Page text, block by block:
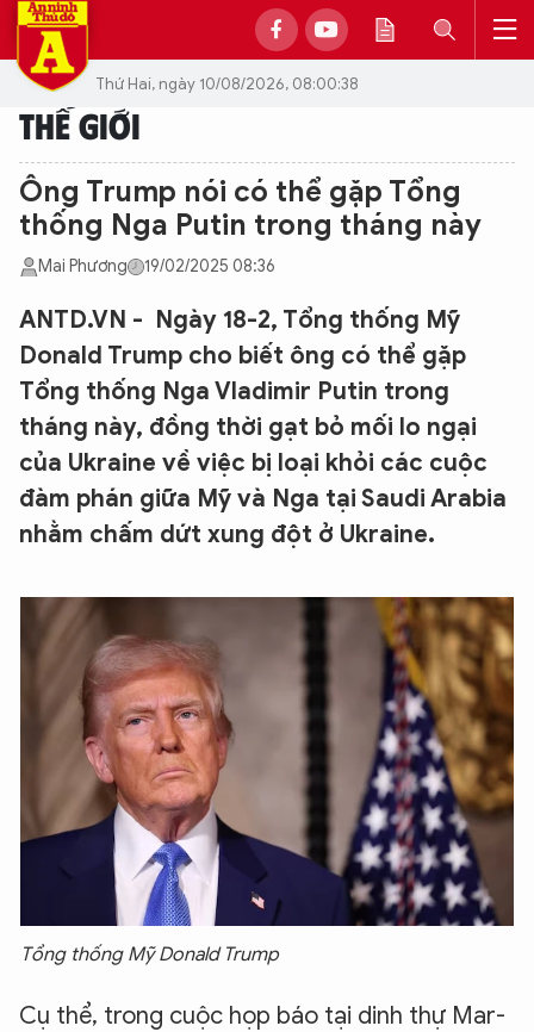
Thứ Hai, ngày 10/08/2026, 08:00:38
THẾ GIỚI
Ông Trump nói có thể gặp Tổng
thống Nga Putin trong tháng này
Mai Phương 19/02/2025 08:36
ANTD.VN - Ngày 18-2, Tổng thống Mỹ
Donald Trump cho biết ông có thể gặp
Tổng thống Nga Vladimir Putin trong
tháng này, đồng thời gạt bỏ mối lo ngại
của Ukraine về việc bị loại khỏi các cuộc
đàm phán giữa Mỹ và Nga tại Saudi Arabia
nhằm chấm dứt xung đột ở Ukraine.
Tổng thống Mỹ Donald Trump
Cụ thể, trong cuộc họp báo tại dinh thự Mar-